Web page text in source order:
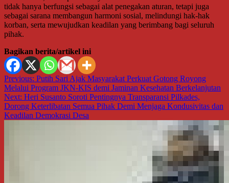
tidak hanya berfungsi sebagai alat penegakan aturan, tetapi juga
sebagai sarana membangun harmoni sosial, melindungi hak-hak
korban, serta mewujudkan keadilan yang berimbang bagi seluruh
pihak.
Bagikan berita/artikel ini
Navigasi
pos
Previous: Putih Sari Ajak Masyarakat Perkuat Gotong Royong
Melalui Program JKN-KIS demi Jaminan Kesehatan Berkelanjutan
Next: Heri Susanto Soroti Pentingnya Transparansi Pilkades,
Dorong Keterlibatan Semua Pihak Demi Menjaga Kondusivitas dan
Keadilan Demokrasi Desa